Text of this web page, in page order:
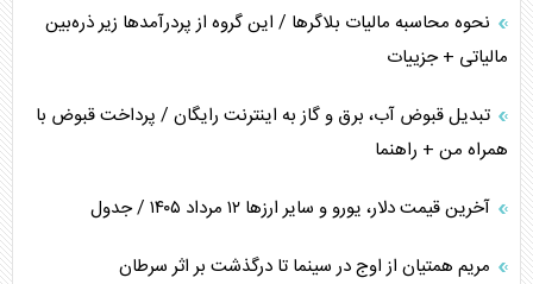
نحوه محاسبه مالیات بلاگر‌ها / این گروه از پردرآمد‌ها زیر ذره‌بین
مالیاتی + جزییات
تبدیل قبوض آب، برق و گاز به اینترنت رایگان / پرداخت قبوض با
همراه من + راهنما
آخرین قیمت دلار، یورو و سایر ارز‌ها ۱۲ مرداد ۱۴۰۵ / جدول
مریم همتیان از اوج در سینما تا درگذشت بر اثر سرطان